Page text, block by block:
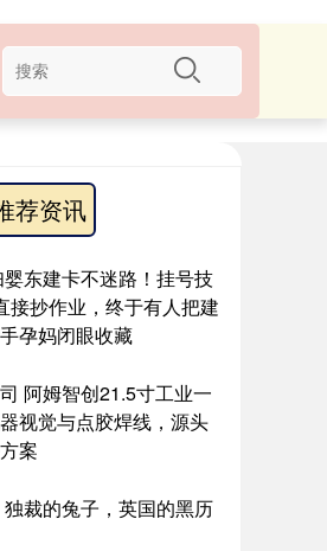
荐资讯
东建卡不迷路！挂号技
接抄作业，终于有人把建
孕妈闭眼收藏
阿姆智创21.5寸工业一
视觉与点胶焊线，源头
案
裁的兔子，英国的黑历